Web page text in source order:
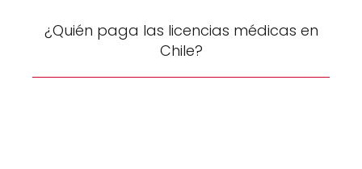
¿Quién paga las licencias médicas en
Chile?